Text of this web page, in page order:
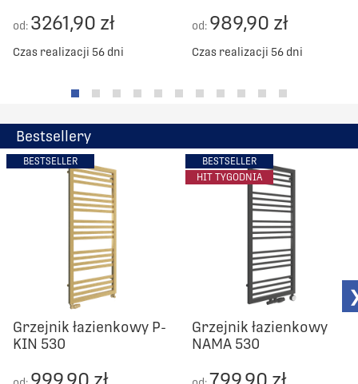
od: 3261,90 zł
Czas realizacji 56 dni
od: 989,90 zł
Czas realizacji 56 dni
Bestsellery
BESTSELLER
Grzejnik łazienkowy P-
KIN 530
999,90 zł
BESTSELLER
HIT TYGODNIA
Grzejnik łazienkowy
NAMA 530
799,90 zł